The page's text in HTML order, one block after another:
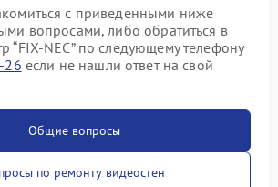
с приведенными ниже
вопросами, либо обратиться в
“FIX-NEC” по следующему телефону
26 если не нашли ответ на свой
Общие вопросы
по ремонту видеостен